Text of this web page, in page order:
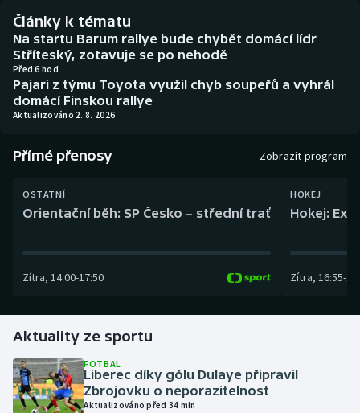
Baseball a softbal
Basketbal
Biatlon
Curling
Florbal
Golf
Gymnastika
Soutěže
Historické návraty
Aplikace ČT sport
Články k tématu
Na startu Barum rallye bude chybět domácí lídr
Stříteský, zotavuje se po nehodě
Před 6 hod
Pajari z týmu Toyota využil chyb soupeřů a vyhrál
domácí Finskou rallye
Aktualizováno 2. 8. 2026
Přímé přenosy Zobrazit program
OSTATNÍ
Orientační běh: SP Česko – střední trať
Zítra, 14:00-17:50
HOKEJ
Hokej:
Zítra, 16:55-
Aktuality ze sportu
FOTBAL
Liberec díky gólu Dulaye připravil
Zbrojovku o neporazitelnost
Aktualizováno před 34 min